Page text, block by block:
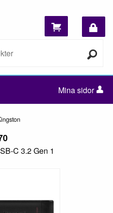
Mina sidor
C 3.2 Gen 1